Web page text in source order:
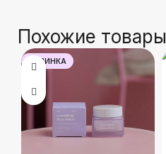
Похожие товары
НОВИНКА